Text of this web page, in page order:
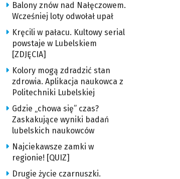
Balony znów nad Nałęczowem.
Wcześniej loty odwołał upał
Kręcili w pałacu. Kultowy serial
powstaje w Lubelskiem
[ZDJĘCIA]
Kolory mogą zdradzić stan
zdrowia. Aplikacja naukowca z
Politechniki Lubelskiej
Gdzie „chowa się” czas?
Zaskakujące wyniki badań
lubelskich naukowców
Najciekawsze zamki w
regionie! [QUIZ]
Drugie życie czarnuszki.